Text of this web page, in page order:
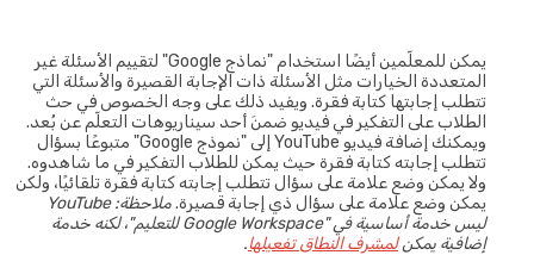
يمكن للمعلّمين أيضًا استخدام "نماذج Google" لتقييم الأسئلة غير
المتعددة الخيارات مثل الأسئلة ذات الإجابة القصيرة والأسئلة التي
تتطلب إجابتها كتابة فقرة. ويفيد ذلك على وجه الخصوص في حث
الطلاب على التفكير في فيديو ضمنَ أحد سيناريوهات التعلّم عن بُعد.
ويمكنك إضافة فيديو YouTube إلى "نموذج Google" متبوعًا بسؤال
تتطلب إجابته كتابة فقرة حيث يمكن للطلاب التفكير في ما شاهدوه.
ولا يمكن وضع علامة على سؤال تتطلب إجابته كتابة فقرة تلقائيًا، ولكن
يمكن وضع علامة على سؤال ذي إجابة قصيرة.
ملاحظة: YouTube
ليس خدمة أساسية في "Google Workspace للتعليم"، لكنه خدمة
إضافية يمكنلمشرف النطاق تفعيلها.